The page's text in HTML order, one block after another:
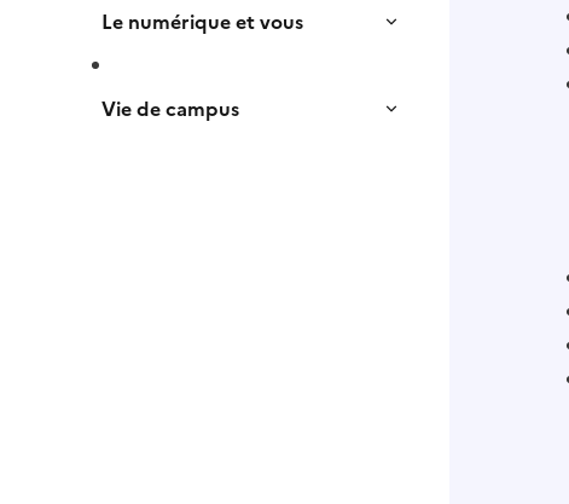
Le numérique et vous
Vie de campus